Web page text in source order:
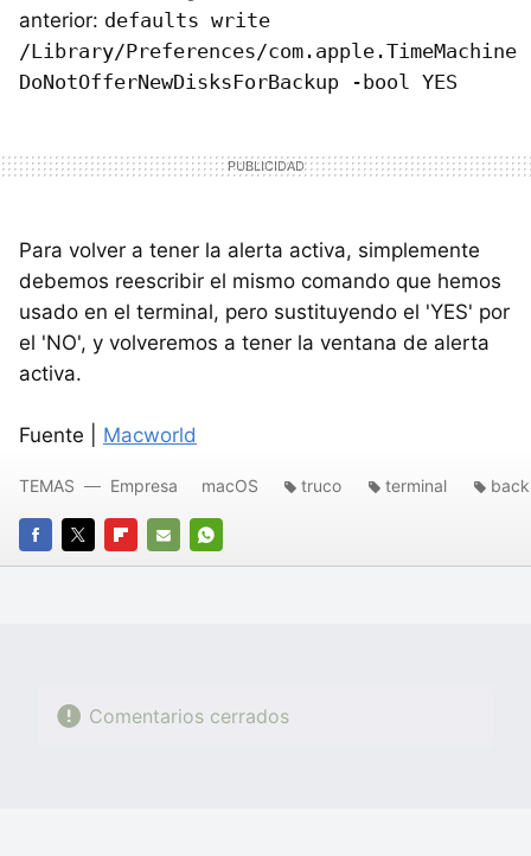
anterior: defaults write
/Library/Preferences/com.apple.TimeMachine
DoNotOfferNewDisksForBackup -bool YES
Para volver a tener la alerta activa, simplemente
debemos reescribir el mismo comando que hemos
usado en el terminal, pero sustituyendo el 'YES' por
el 'NO', y volveremos a tener la ventana de alerta
activa.
Fuente | Macworld
FACEBOOK
TWITTERFLIPBOARD
E-
WHATSAPP
TEMAS Empresa macOS truco terminal
Comentarios cerrados